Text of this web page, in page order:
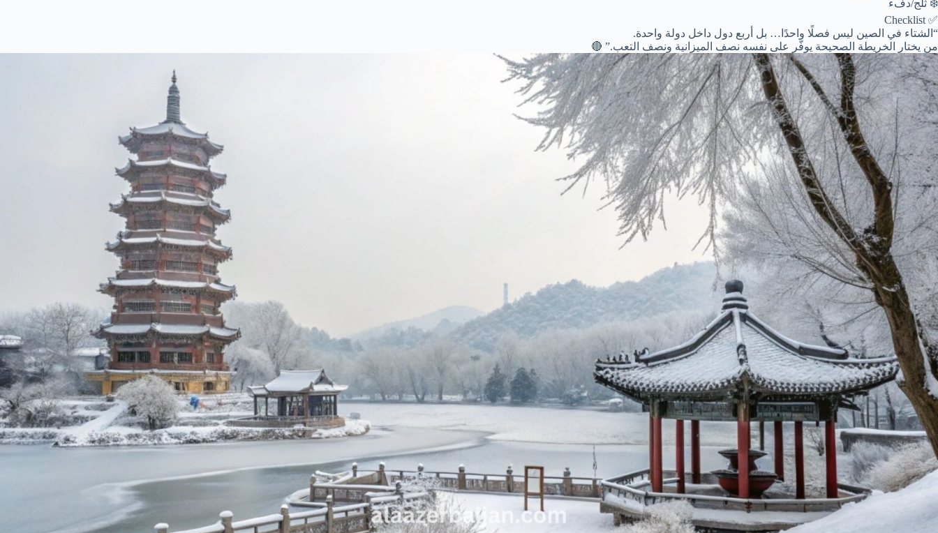
❄️ ثلج/دفء
✅ Checklist
“الشتاء في الصين ليس فصلًا واحدًا… بل أربع دول داخل دولة واحدة.
من يختار الخريطة الصحيحة يوفّر على نفسه نصف الميزانية ونصف التعب.” 🔴